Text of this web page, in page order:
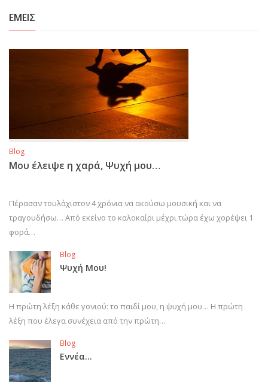
ΕΜΕΙΣ
Blog
Μου έλειψε η χαρά, Ψυχή μου…
Πέρασαν τουλάχιστον 4 χρόνια να ακούσω μουσική και να
τραγουδήσω… Από εκείνο το καλοκαίρι μέχρι τώρα έχω χορέψει 1
φορά…
Blog
Ψυχή Μου!
Η πρώτη λέξη κάθε γονιού: το παιδί μου, η ψυχή μου… Η πρώτη
λέξη που έλεγα συνέχεια από την πρώτη…
Blog
Εννέα…